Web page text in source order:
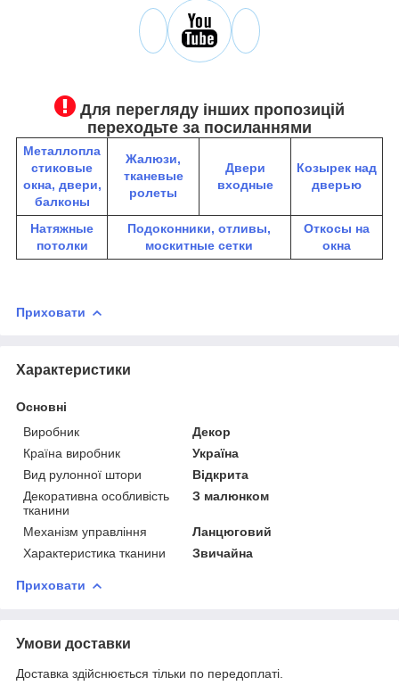
Для перегляду інших пропозицій
переходьте за посиланнями
Металлопла
стиковые
окна, двери,
балконы
Жалюзи,
тканевые
ролеты
Двери
входные
Козырек над
дверью
Натяжные
потолки
Подоконники, отливы,
москитные сетки
Откосы на
окна
Приховати
Характеристики
Основні
Виробник
Декор
Країна виробник
Україна
Вид рулонної штори
Відкрита
Декоративна особливість
тканини
З малюнком
Механізм управління
Ланцюговий
Характеристика тканини
Звичайна
Приховати
Умови доставки
Доставка здійснюється тільки по передоплаті.